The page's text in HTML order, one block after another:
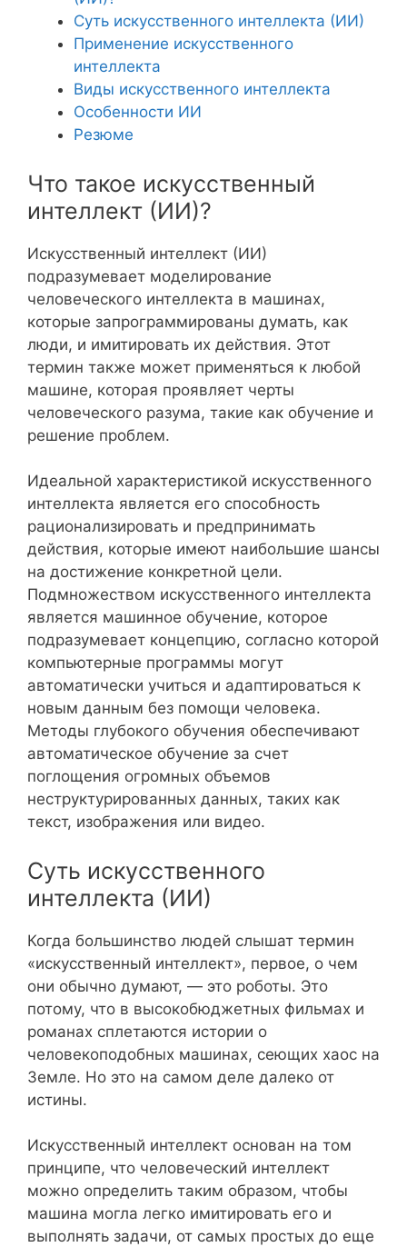
Суть искусственного интеллекта (ИИ)
Применение искусственного
интеллекта
Виды искусственного интеллекта
Особенности ИИ
Резюме
Что такое искусственный
интеллект (ИИ)?
Искусственный интеллект (ИИ)
подразумевает моделирование
человеческого интеллекта в машинах,
которые запрограммированы думать, как
люди, и имитировать их действия. Этот
термин также может применяться к любой
машине, которая проявляет черты
человеческого разума, такие как обучение и
решение проблем.
Идеальной характеристикой искусственного
интеллекта является его способность
рационализировать и предпринимать
действия, которые имеют наибольшие шансы
на достижение конкретной цели.
Подмножеством искусственного интеллекта
является машинное обучение, которое
подразумевает концепцию, согласно которой
компьютерные программы могут
автоматически учиться и адаптироваться к
новым данным без помощи человека.
Методы глубокого обучения обеспечивают
автоматическое обучение за счет
поглощения огромных объемов
неструктурированных данных, таких как
текст, изображения или видео.
Суть искусственного
интеллекта (ИИ)
Когда большинство людей слышат термин
«искусственный интеллект», первое, о чем
они обычно думают, — это роботы. Это
потому, что в высокобюджетных фильмах и
романах сплетаются истории о
человекоподобных машинах, сеющих хаос на
Земле. Но это на самом деле далеко от
истины.
Искусственный интеллект основан на том
принципе, что человеческий интеллект
можно определить таким образом, чтобы
машина могла легко имитировать его и
выполнять задачи, от самых простых до еще